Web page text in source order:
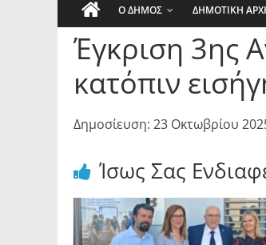
Ο ΔΗΜΟΣ ΔΗΜΟΤΙΚΗ
Έγκριση 3ης
κατόπιν
Δημοσίευση: 23 Οκτωβρίου
Ίσως Σας